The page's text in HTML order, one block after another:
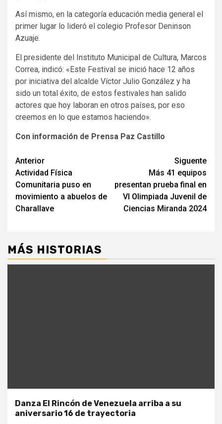
Así mismo, en la categoría educación media general el
primer lugar lo lideró el colegio Profesor Deninson
Azuaje.
El presidente del Instituto Municipal de Cultura, Marcos
Correa, indicó: «Este Festival se inició hace 12 años
por iniciativa del alcalde Víctor Julio González y ha
sido un total éxito, de estos festivales han salido
actores que hoy laboran en otros países, por eso
creemos en lo que estamos haciendo».
Con información de Prensa Paz Castillo
Navegación
de
entradas
Anterior
Actividad Física
Comunitaria puso en
movimiento a abuelos de
Charallave
Siguente
Más 41 equipos
presentan prueba final en
VI Olimpiada Juvenil de
Ciencias Miranda 2024
MÁS HISTORIAS
Danza El Rincón de Venezuela arriba a su
aniversario 16 de trayectoria